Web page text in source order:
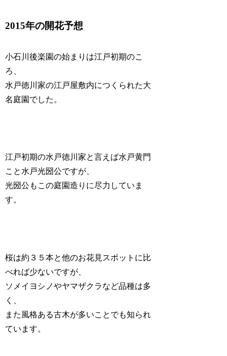
2015年の開花予想
小石川後楽園の始まりは江戸初期のこ
ろ、
水戸徳川家の江戸屋敷内につくられた大
名庭園でした。
江戸初期の水戸徳川家と言えば水戸黄門
こと水戸光圀公ですが、
光圀公もこの庭園造りに尽力していま
す。
桜は約３５本と他のお花見スポットに比
べれば少ないですが、
ソメイヨシノやヤマザクラなど品種は多
く、
また風格ある古木が多いことでも知られ
ています。